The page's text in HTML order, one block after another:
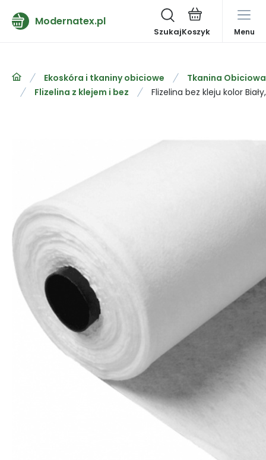
Modernatex.pl
Szukaj Menu
Ekoskóra i tkaniny obiciowe
Tkanina Obiciowa
Flizelina z klejem i bez
Flizelina bez kleju kolor